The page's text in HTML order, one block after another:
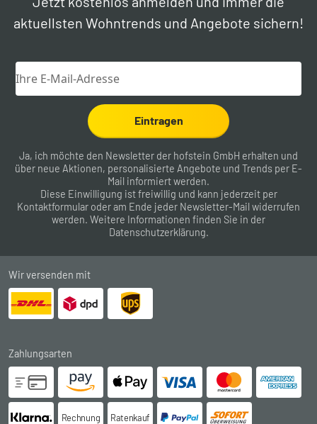
aktuellsten Wohntrends und Angebote sichern!
Eintragen
Ja, ich möchte den Newsletter der hofstein GmbH erhalten und
über neue Aktionen, personalisierte Angebote und Trends per E-
Mail informiert werden.
Diese Einwilligung ist freiwillig und kann jederzeit per
Kontaktformular oder am Ende jeder Newsletter-Mail widerrufen
werden. Weitere Informationen finden Sie in der
Datenschutzerklärung.
Wir versenden mit
Zahlungsarten
Rechnung Ratenkauf